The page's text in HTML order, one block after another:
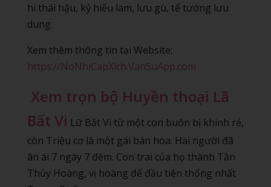
hi thái hậu, kỷ hiểu lam, lưu gù, tể tướng lưu
dung.
Xem thêm thông tin tại Website:
https://NoNhiCapXich.VanSuApp.com
Xem trọn bộ Huyền thoại Lã
Bất Vi Lữ Bất Vi từ một con buôn bị khinh rẻ,
còn Triệu cơ là một gái bán hoa. Hai người đã
ân ái 7 ngày 7 đêm. Con trai của họ thành Tần
Thủy Hoàng, vị hoàng đế đầu tiên thống nhất